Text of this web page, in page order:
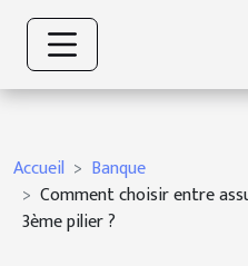
Accueil
Banque
Comment choisir entre
3ème pilier ?